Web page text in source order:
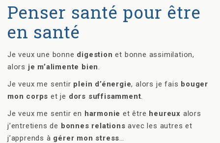
Penser santé pour être
en santé
Je veux une bonne digestion et bonne assimilation,
alors je m’alimente bien.
Je veux me sentir plein d’énergie, alors je fais bouger
mon corps et je dors suffisamment.
Je veux me sentir en harmonie et être heureux alors
j’entretiens de bonnes relations avec les autres et
j’apprends à gérer mon stress…